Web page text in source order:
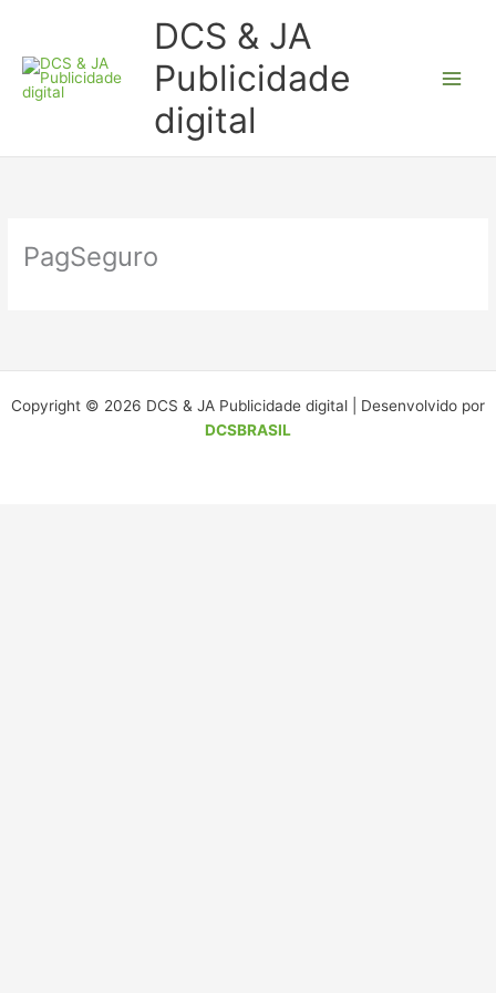
conteúdo
DCS & JA
Publicidade
digital
PagSeguro
Copyright © 2026 DCS & JA Publicidade digital | Desenvolvido por
DCSBRASIL